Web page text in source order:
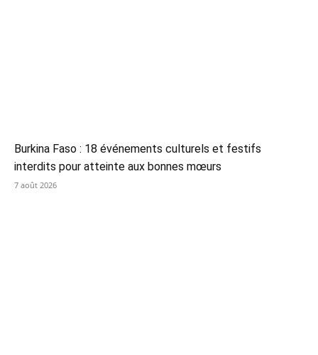
Burkina Faso : 18 événements culturels et festifs
interdits pour atteinte aux bonnes mœurs
7 août 2026